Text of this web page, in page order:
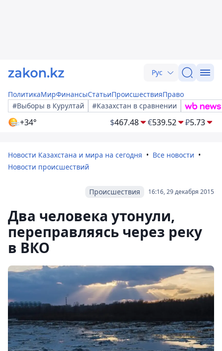
Рус
ПолитикаМирФинансыСтатьиПроисшествияПраво
#Выборы в Курултай
#Казахстан в сравнении
+34° $467.48 €539.52 ₽5.73
Новости Казахстана и мира на сегодня
Все новости
Новости происшествий
16:16, 29 декабря 2015
Происшествия
Два человека утонули,
переправляясь через реку
в ВКО